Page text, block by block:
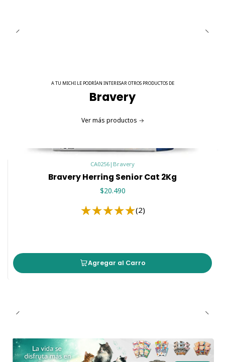
A TU MICHI LE PODRÍAN INTERESAR OTROS PRODUCTOS DE
Bravery
Ver más productos
CA0256 | Bravery
Bravery Herring Senior Cat 2Kg
$20.490
(2)
Agregar al Carro